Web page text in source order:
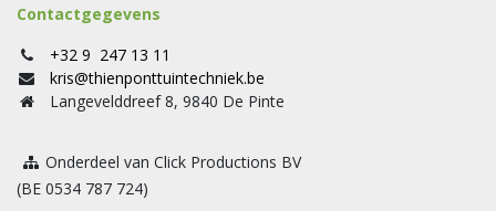
Contactgegevens
+32 9 247 13 11
kris@thienponttuintechniek.be
Langevelddreef 8, 9840 De Pinte
Onderdeel van Click Productions BV
(BE 0534 787 724)